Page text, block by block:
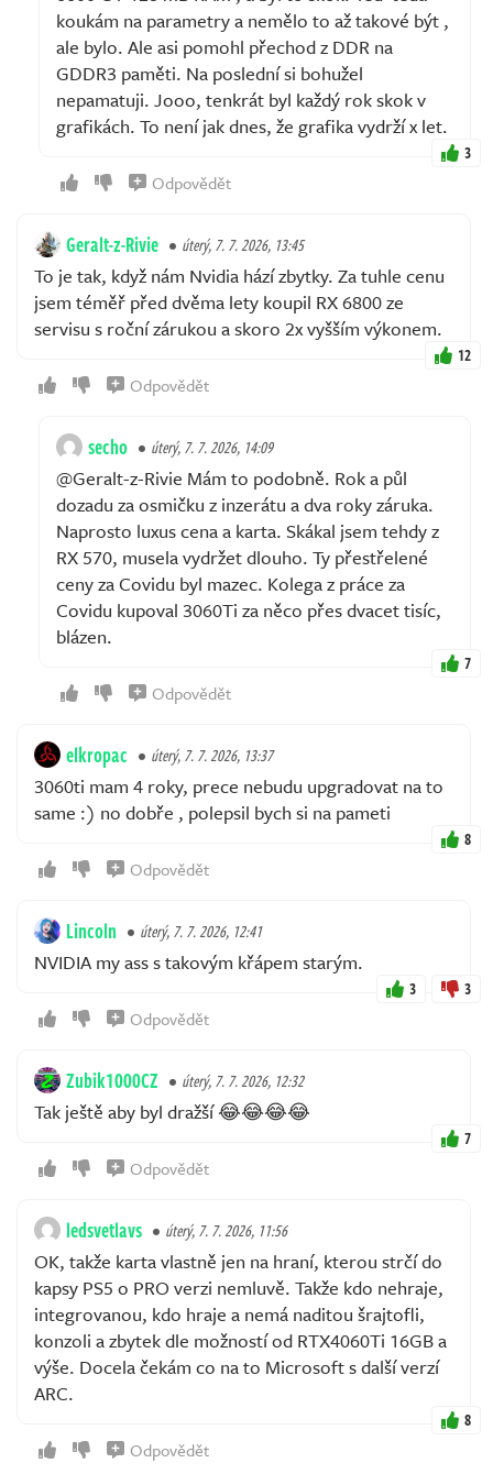
koukám na parametry a nemělo to až takové být ,
ale bylo. Ale asi pomohl přechod z DDR na
GDDR3 paměti. Na poslední si bohužel
nepamatuji. Jooo, tenkrát byl každý rok skok v
grafikách. To není jak dnes, že grafika vydrží x let.
3
Odpovědět
Geralt-z-Rivie úterý, 7. 7. 2026, 13:45
To je tak, když nám Nvidia hází zbytky. Za tuhle cenu
jsem téměř před dvěma lety koupil RX 6800 ze
servisu s roční zárukou a skoro 2x vyšším výkonem.
12
Odpovědět
secho úterý, 7. 7. 2026, 14:09
@Geralt-z-Rivie Mám to podobně. Rok a půl
dozadu za osmičku z inzerátu a dva roky záruka.
Naprosto luxus cena a karta. Skákal jsem tehdy z
RX 570, musela vydržet dlouho. Ty přestřelené
ceny za Covidu byl mazec. Kolega z práce za
Covidu kupoval 3060Ti za něco přes dvacet tisíc,
blázen.
7
Odpovědět
elkropac úterý, 7. 7. 2026, 13:37
3060ti mam 4 roky, prece nebudu upgradovat na to
same :) no dobře , polepsil bych si na pameti
8
Odpovědět
Lincoln úterý, 7. 7. 2026, 12:41
NVIDIA my ass s takovým křápem starým.
3 3
Odpovědět
Zubik1000CZ úterý, 7. 7. 2026, 12:32
Tak ještě aby byl dražší 😂😂😂😂
7
Odpovědět
ledsvetlavs úterý, 7. 7. 2026, 11:56
OK, takže karta vlastně jen na hraní, kterou strčí do
kapsy PS5 o PRO verzi nemluvě. Takže kdo nehraje,
integrovanou, kdo hraje a nemá naditou šrajtofli,
konzoli a zbytek dle možností od RTX4060Ti 16GB a
výše. Docela čekám co na to Microsoft s další verzí
ARC.
8
Odpovědět